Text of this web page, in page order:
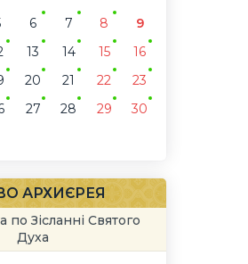
6 7 8
9
13 14 15
16
20 21 22
23
27 28 29
30
АРХИЄРЕЯ
по Зісланні Святого
Духа